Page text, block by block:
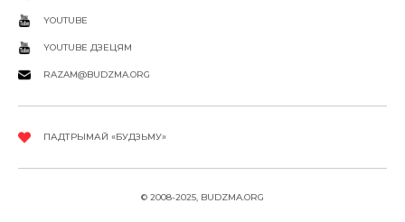
YOUTUBE
YOUTUBE ДЗЕЦЯМ
RAZAM@BUDZMA.ORG
ПАДТРЫМАЙ «БУДЗЬМУ»
© 2008-2025, BUDZMA.ORG